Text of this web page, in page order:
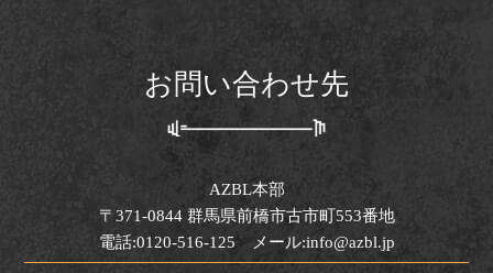
お問い合わせ先
AZBL本部
〒371-0844 群馬県前橋市古市町553番地
電話:0120-516-125 メール:info@azbl.jp